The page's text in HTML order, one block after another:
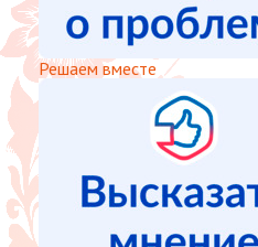
Решаем вместе